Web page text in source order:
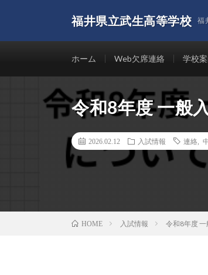
福井県立武生高等学校 福
ホーム Web欠席連絡 学校
令和8年度 一般
2026.02.12 入試情報 連絡
HOME 入試情報 令和8年度